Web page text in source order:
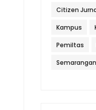
Citizen
Kampus
Pemiltas
Semarangan